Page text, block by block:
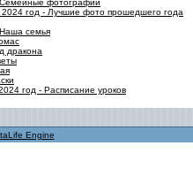
фотографии
год - Лучшие фото прошедшего года
семья
дракона
год - Расписание уроков
Engine